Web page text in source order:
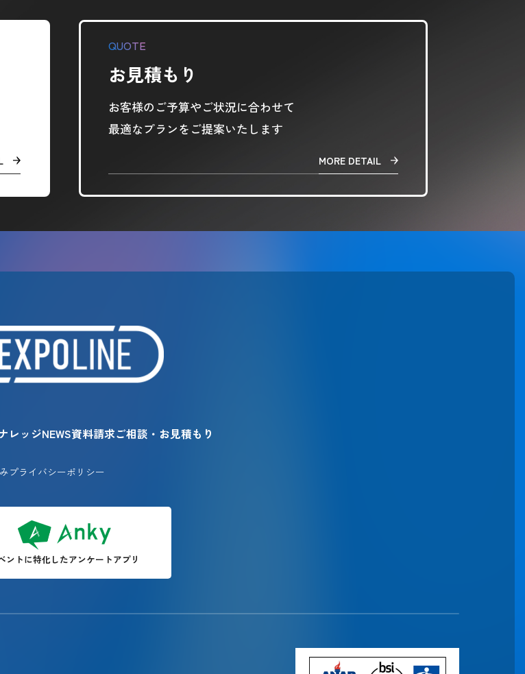
QUOTE
お見積もり
お客様のご予算やご状況に合わせて
最適なプランをご提案いたします
MORE DETAIL
レッジNEWS資料請求ご相談・お見積もり
プライバシーポリシー
ントに特化したアンケートアプリ